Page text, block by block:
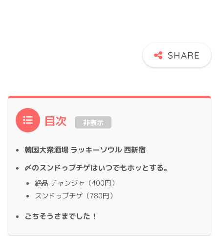
目次 非表示
韓国大衆酒場 ラッキーソウル 西新宿
〆のスンドゥブチゲはいつでもホッとする。
絶品 チャンジャ（400円）
スンドゥブチゲ（780円）
ごちそうさまでした！